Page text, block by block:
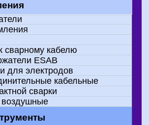
сварному кабелю
ESAB
для электродов
кабельные
сварки